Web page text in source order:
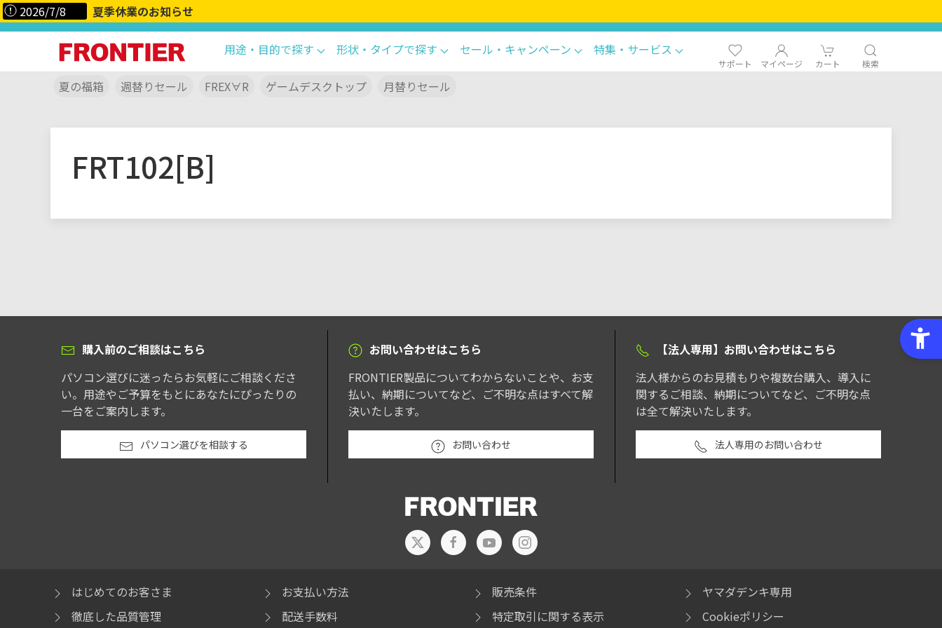
2026/7/8 夏季休業のお知らせ
サポート マイページ カート 検索
用途・目的で探す 形状・タイプで探す セール・キャンペーン 特集・サービス
夏の福箱 週替りセール FREX∀R ゲームデスクトップ 月替りセール
FRT102[B]
購入前のご相談はこちら
パソコン選びに迷ったらお気軽にご相談くださ
い。用途やご予算をもとにあなたにぴったりの
一台をご案内します。
パソコン選びを相談する
お問い合わせはこちら
FRONTIER製品についてわからないことや、お支
払い、納期についてなど、ご不明な点はすべて解
決いたします。
お問い合わせ
【法人専用】お問い合わせはこちら
法人様からのお見積もりや複数台購入、導入に
関するご相談、納期についてなど、ご不明な点
は全て解決いたします。
法人専用のお問い合わせ
はじめてのお客さま
徹底した品質管理
お支払い方法
配送手数料
販売条件
特定取引に関する表示
ヤマダデンキ専用
Cookieポリシー